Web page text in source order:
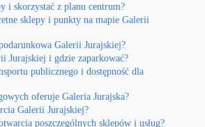
i skorzystać z planu centrum?
sklepy i punkty na mapie Galerii
Galerii Jurajskiej?
Jurajskiej i gdzie zaparkować?
publicznego i dostępność dla
oferuje Galeria Jurajska?
Galerii Jurajskiej?
poszczególnych sklepów i usług?